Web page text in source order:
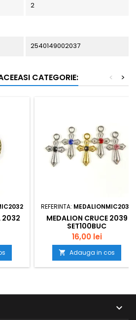
2
2540149002037
CATEGORIE: >
<
2032
REFERINTA: MEDALIONMIC2039
MEDALION CRUCE 2039
SET100BUC
16,00 lei
 Adauga in cos
